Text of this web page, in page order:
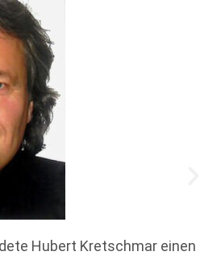
Hubert Kretschmar einen